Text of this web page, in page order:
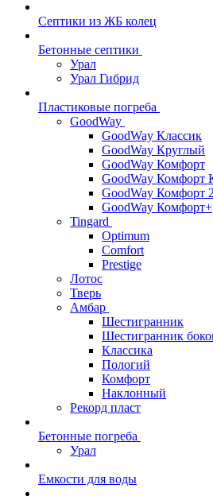
Септики из ЖБ колец
Бетонные септики
Урал
Урал Гибрид
Пластиковые погреба
GoodWay
GoodWay Классик
GoodWay Круглый
GoodWay Комфорт
GoodWay Комфорт
GoodWay Комфорт 2
GoodWay Комфорт+
Tingard
Optimum
Comfort
Prestige
Лотос
Тверь
Амбар
Шестигранник
Шестигранник
Классика
Пологий
Комфорт
Наклонный
Рекорд пласт
Бетонные погреба
Урал
Емкости для воды